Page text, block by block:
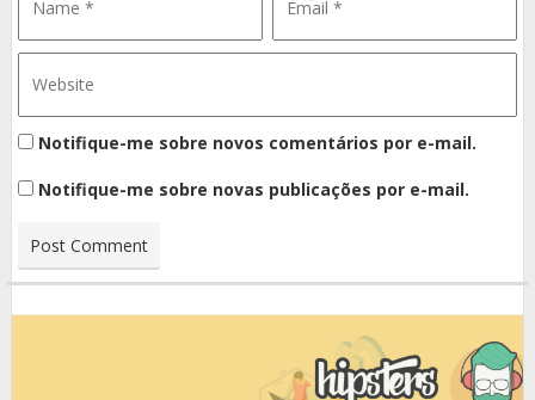
Notifique-me sobre novos comentários por e-mail.
Notifique-me sobre novas publicações por e-mail.